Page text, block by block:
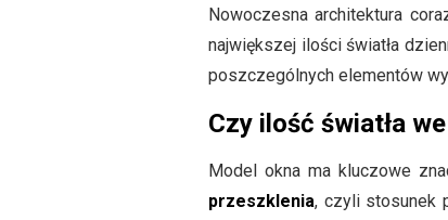
Nowoczesna architektura
największej ilości światła
poszczególnych elementów
Czy ilość światła
Model okna ma kluczowe
przeszklenia, czyli stosunek